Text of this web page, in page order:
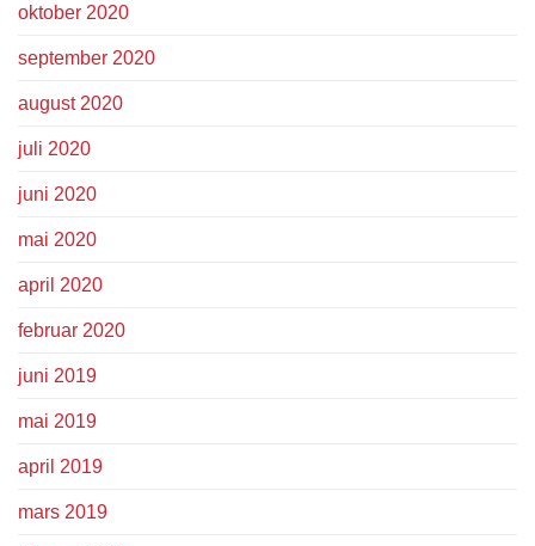
oktober 2020
september 2020
august 2020
juli 2020
juni 2020
mai 2020
april 2020
februar 2020
juni 2019
mai 2019
april 2019
mars 2019